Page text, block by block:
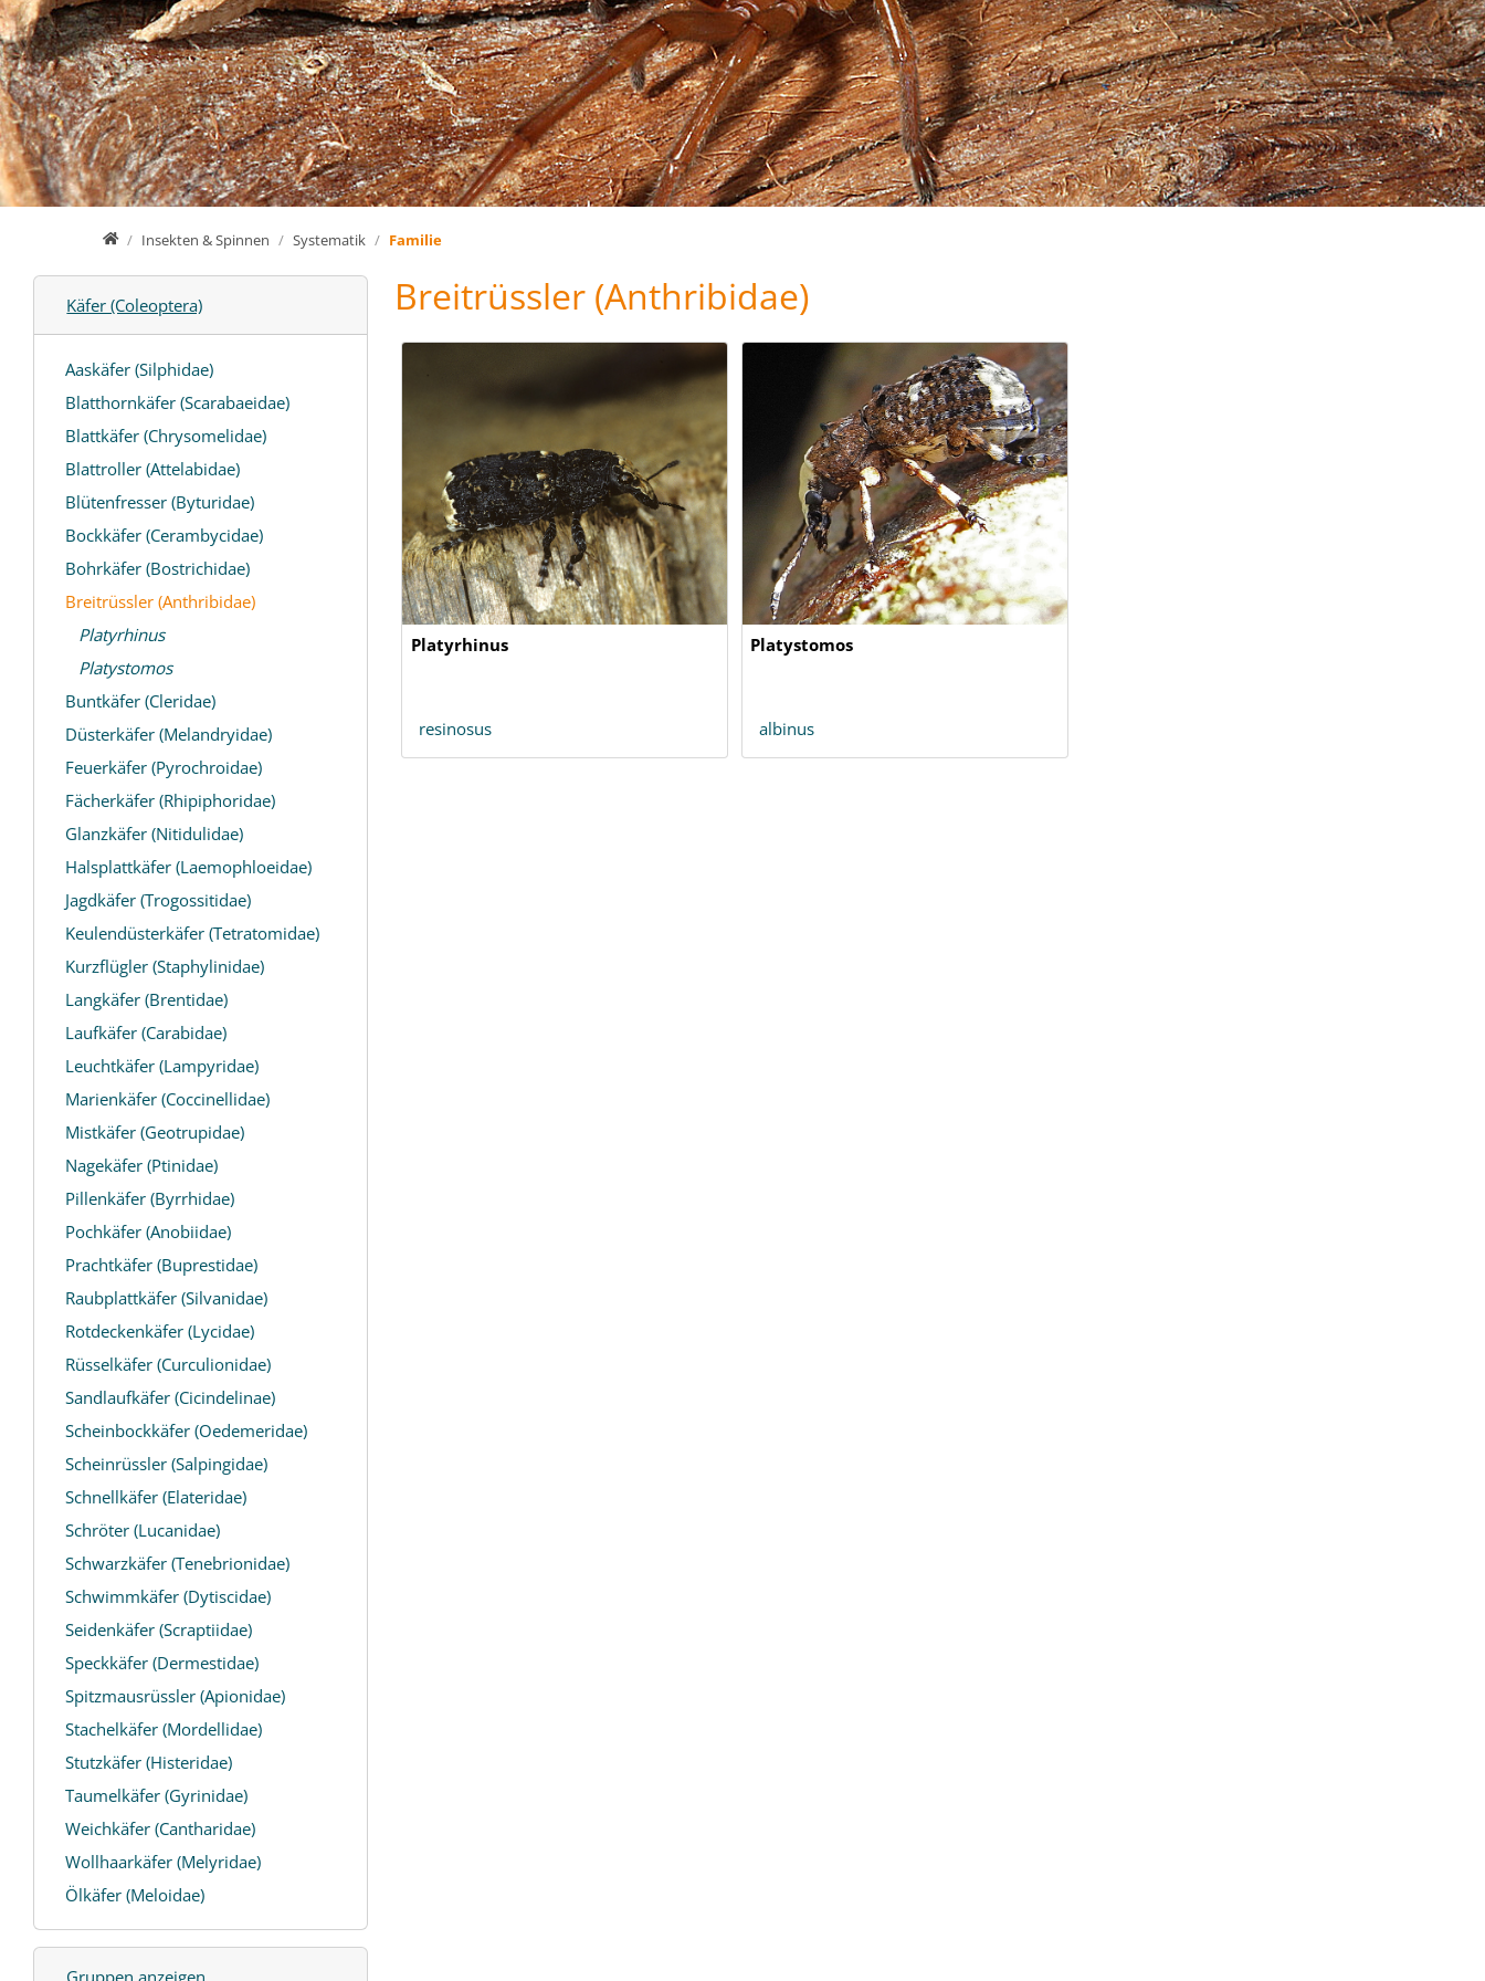
HomeInsekten & Spinnen Systematik Familie
Breitrüssler (Anthribidae)
Platyrhinus
resinosus
Platystomos
albinus
Käfer (Coleoptera)
Aaskäfer (Silphidae)
Blatthornkäfer (Scarabaeidae)
Blattkäfer (Chrysomelidae)
Blattroller (Attelabidae)
Blütenfresser (Byturidae)
Bockkäfer (Cerambycidae)
Bohrkäfer (Bostrichidae)
Breitrüssler (Anthribidae)
Platyrhinus
Platystomos
Buntkäfer (Cleridae)
Düsterkäfer (Melandryidae)
Feuerkäfer (Pyrochroidae)
Fächerkäfer (Rhipiphoridae)
Glanzkäfer (Nitidulidae)
Halsplattkäfer (Laemophloeidae)
Jagdkäfer (Trogossitidae)
Keulendüsterkäfer (Tetratomidae)
Kurzflügler (Staphylinidae)
Langkäfer (Brentidae)
Laufkäfer (Carabidae)
Leuchtkäfer (Lampyridae)
Marienkäfer (Coccinellidae)
Mistkäfer (Geotrupidae)
Nagekäfer (Ptinidae)
Pillenkäfer (Byrrhidae)
Pochkäfer (Anobiidae)
Prachtkäfer (Buprestidae)
Raubplattkäfer (Silvanidae)
Rotdeckenkäfer (Lycidae)
Rüsselkäfer (Curculionidae)
Sandlaufkäfer (Cicindelinae)
Scheinbockkäfer (Oedemeridae)
Scheinrüssler (Salpingidae)
Schnellkäfer (Elateridae)
Schröter (Lucanidae)
Schwarzkäfer (Tenebrionidae)
Schwimmkäfer (Dytiscidae)
Seidenkäfer (Scraptiidae)
Speckkäfer (Dermestidae)
Spitzmausrüssler (Apionidae)
Stachelkäfer (Mordellidae)
Stutzkäfer (Histeridae)
Taumelkäfer (Gyrinidae)
Weichkäfer (Cantharidae)
Wollhaarkäfer (Melyridae)
Ölkäfer (Meloidae)
Gruppen anzeigen